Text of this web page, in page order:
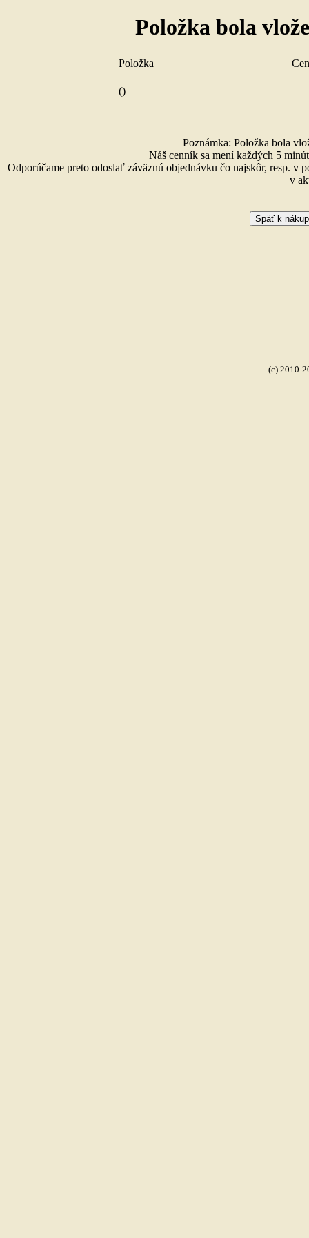
Položka bola
Položka
()
Poznámka: Položka bola
Náš cenník sa mení každých 5
Odporúčame preto odoslať záväznú objednávku čo najskôr, resp. v
v
(c) 2010-